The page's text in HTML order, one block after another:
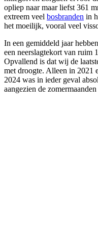
opliep naar maar liefst 361
extreem veel bosbranden in
het moeilijk, vooral veel
In een gemiddeld jaar
een neerslagtekort van ruim
Opvallend is dat wij de
met droogte. Alleen in 2021
2024 was in ieder geval
aangezien de